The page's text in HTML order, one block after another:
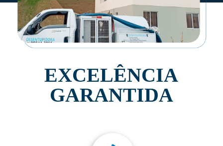
EXCELÊNCIA
GARANTIDA